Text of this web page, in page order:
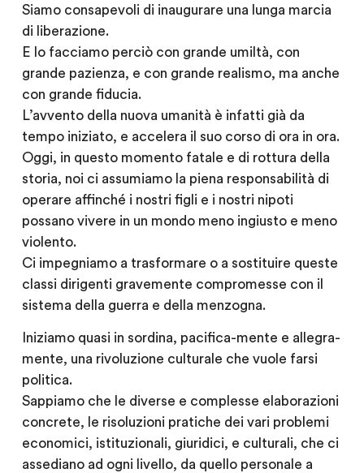
Siamo consapevoli di inaugurare una lunga marcia
di liberazione.
E lo facciamo perciò con grande umiltà, con
grande pazienza, e con grande realismo, ma anche
con grande fiducia.
L’avvento della nuova umanità è infatti già da
tempo iniziato, e accelera il suo corso di ora in ora.
Oggi, in questo momento fatale e di rottura della
storia, noi ci assumiamo la piena responsabilità di
operare affinché i nostri figli e i nostri nipoti
possano vivere in un mondo meno ingiusto e meno
violento.
Ci impegniamo a trasformare o a sostituire queste
classi dirigenti gravemente compromesse con il
sistema della guerra e della menzogna.
Iniziamo quasi in sordina, pacifica-mente e allegra-
mente, una rivoluzione culturale che vuole farsi
politica.
Sappiamo che le diverse e complesse elaborazioni
concrete, le risoluzioni pratiche dei vari problemi
economici, istituzionali, giuridici, e culturali, che ci
assediano ad ogni livello, da quello personale a